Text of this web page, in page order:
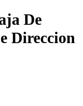
De
Direccion